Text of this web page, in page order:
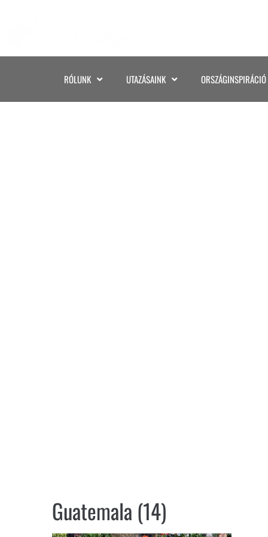
RÓLUNK UTAZÁSAINK ORSZÁGINSPIRÁCIÓ
Guatemala (14)